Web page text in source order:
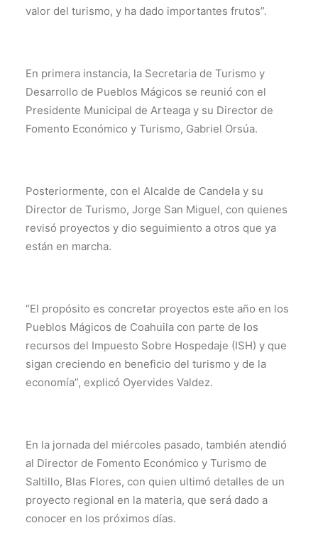
valor del turismo, y ha dado importantes frutos”.
En primera instancia, la Secretaria de Turismo y
Desarrollo de Pueblos Mágicos se reunió con el
Presidente Municipal de Arteaga y su Director de
Fomento Económico y Turismo, Gabriel Orsúa.
Posteriormente, con el Alcalde de Candela y su
Director de Turismo, Jorge San Miguel, con quienes
revisó proyectos y dio seguimiento a otros que ya
están en marcha.
“El propósito es concretar proyectos este año en los
Pueblos Mágicos de Coahuila con parte de los
recursos del Impuesto Sobre Hospedaje (ISH) y que
sigan creciendo en beneficio del turismo y de la
economía”, explicó Oyervides Valdez.
En la jornada del miércoles pasado, también atendió
al Director de Fomento Económico y Turismo de
Saltillo, Blas Flores, con quien ultimó detalles de un
proyecto regional en la materia, que será dado a
conocer en los próximos días.